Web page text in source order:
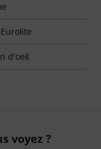
d'oeil
voyez ?